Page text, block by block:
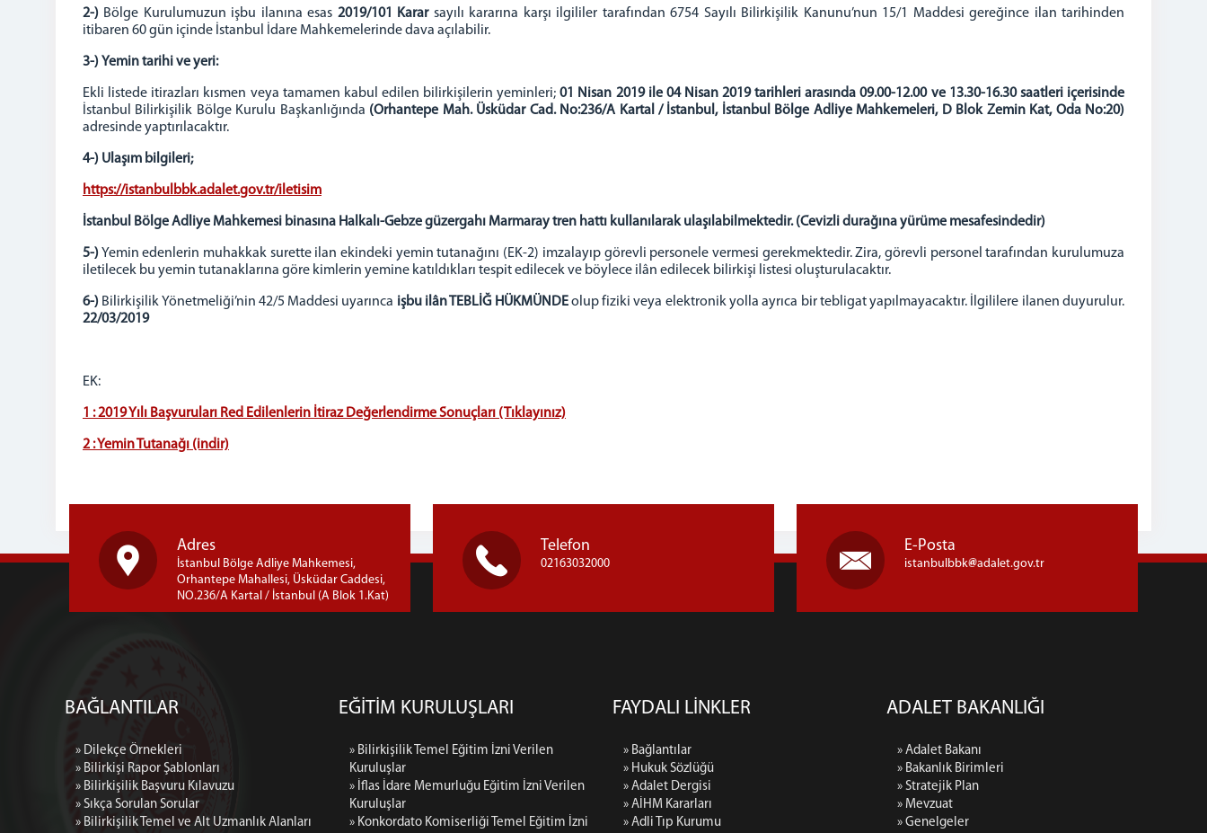
2-) Bölge Kurulumuzun işbu ilanına esas 2019/101 Karar sayılı kararına karşı ilgililer tarafından 6754 Sayılı Bilirkişilik Kanunu’nun 15/1 Maddesi gereğince ilan tarihinden
itibaren 60 gün içinde İstanbul İdare Mahkemelerinde dava açılabilir.
3-) Yemin tarihi ve yeri:
Ekli listede itirazları kısmen veya tamamen kabul edilen bilirkişilerin yeminleri; 01 Nisan 2019 ile 04 Nisan 2019 tarihleri arasında 09.00-12.00 ve 13.30-16.30 saatleri içerisinde
İstanbul Bilirkişilik Bölge Kurulu Başkanlığında (Orhantepe Mah. Üsküdar Cad. No:236/A Kartal / İstanbul, İstanbul Bölge Adliye Mahkemeleri, D Blok Zemin Kat, Oda No:20)
adresinde yaptırılacaktır.
4-) Ulaşım bilgileri;
https://istanbulbbk.adalet.gov.tr/iletisim
İstanbul Bölge Adliye Mahkemesi binasına Halkalı-Gebze güzergahı Marmaray tren hattı kullanılarak ulaşılabilmektedir. (Cevizli durağına yürüme mesafesindedir)
5-) Yemin edenlerin muhakkak surette ilan ekindeki yemin tutanağını (EK-2) imzalayıp görevli personele vermesi gerekmektedir. Zira, görevli personel tarafından kurulumuza
iletilecek bu yemin tutanaklarına göre kimlerin yemine katıldıkları tespit edilecek ve böylece ilân edilecek bilirkişi listesi oluşturulacaktır.
6-) Bilirkişilik Yönetmeliği’nin 42/5 Maddesi uyarınca işbu ilân TEBLİĞ HÜKMÜNDEolup fiziki veya elektronik yolla ayrıca bir tebligat yapılmayacaktır. İlgililere ilanen duyurulur.
22/03/2019
EK:
1 : 2019 Yılı Başvuruları Red Edilenlerin İtiraz Değerlendirme Sonuçları (Tıklayınız)
2 : Yemin Tutanağı (indir)
Adres
İstanbul Bölge Adliye Mahkemesi,
Orhantepe Mahallesi, Üsküdar Caddesi,
NO.236/A Kartal / İstanbul (A Blok 1.Kat)
Telefon
02163032000
E-Posta
istanbulbbk adalet.gov.tr
BAĞLANTILAR
» Dilekçe Örnekleri
» Bilirkişi Rapor Şablonları
» Bilirkişilik Başvuru Kılavuzu
» Sıkça Sorulan Sorular
» Bilirkişilik Temel ve Alt Uzmanlık Alanları
EĞİTİM KURULUŞLARI
» Bilirkişilik Temel Eğitim İzni Verilen
Kuruluşlar
» İflas İdare Memurluğu Eğitim İzni Verilen
Kuruluşlar
» Konkordato Komiserliği Temel Eğitim İzni
FAYDALI LİNKLER
» Bağlantılar
» Hukuk Sözlüğü
» Adalet Dergisi
» AİHM Kararları
» Adli Tıp Kurumu
ADALET BAKANLIĞI
» Adalet Bakanı
» Bakanlık Birimleri
» Stratejik Plan
» Mevzuat
» Genelgeler